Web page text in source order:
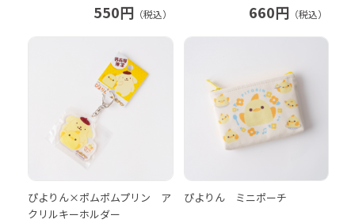
550円 （税込） 660円 （税込）
ぴよりん×ポムポムプリン ア
クリルキーホルダー
ぴよりん ミニポーチ